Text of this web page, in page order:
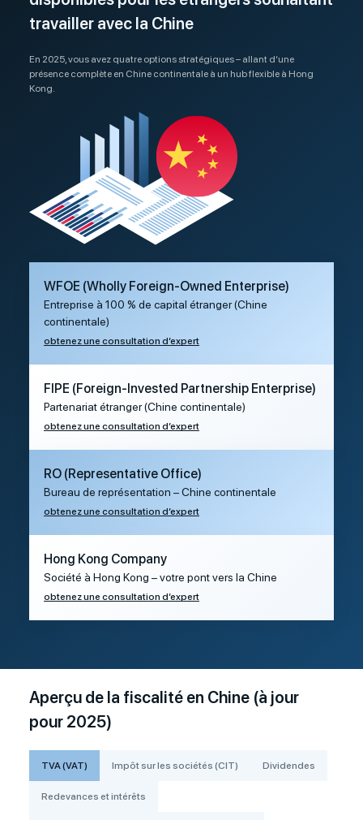
travailler avec la Chine
En 2025, vous avez quatre options stratégiques – allant d’une
présence complète en Chine continentale à un hub flexible à Hong
Kong.
WFOE (Wholly Foreign-Owned Enterprise)
Entreprise à 100 % de capital étranger (Chine
continentale)
obtenez une consultation d’expert
FIPE (Foreign-Invested Partnership Enterprise)
Partenariat étranger (Chine continentale)
obtenez une consultation d’expert
RO (Representative Office)
Bureau de représentation – Chine continentale
obtenez une consultation d’expert
Hong Kong Company
Société à Hong Kong – votre pont vers la Chine
obtenez une consultation d’expert
Aperçu de la fiscalité en Chine (à jour
pour 2025)
TVA (VAT) Impôt sur les sociétés (CIT) Dividendes
Redevances et intérêts